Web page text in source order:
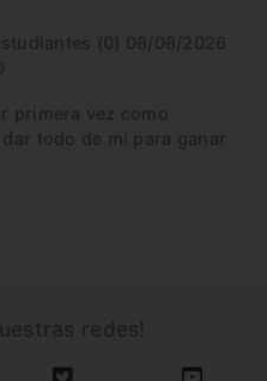
(0) 08/08/2026
primera vez como
todo de mí para ganar